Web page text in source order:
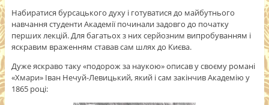
Набиратися бурсацького духу і готуватися до майбутнього
навчання студенти Академії починали задовго до початку
перших лекцій. Для багатьох з них серйозним випробуванням і
яскравим враженням ставав сам шлях до Києва.
Дуже яскраво таку «подорож за наукою» описав у своєму романі
«Хмари» Іван Нечуй-Левицький, який і сам закінчив Академію у
1865 році: